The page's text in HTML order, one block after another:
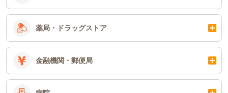
薬局・ドラッグストア
金融機関・郵便局